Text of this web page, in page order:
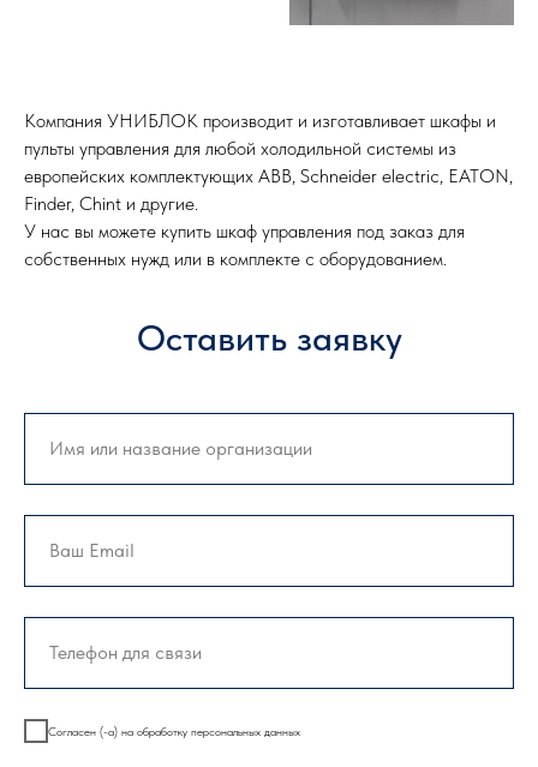
Компания УНИБЛОК производит и изготавливает шкафы и
пульты управления для любой холодильной системы из
европейских комплектующих ABB, Schneider electric, EATON,
Finder, Chint и другие.
У нас вы можете купить шкаф управления под заказ для
собственных нужд или в комплекте с оборудованием.
Оставить заявку
Согласен (-а) на обработку персональных данных